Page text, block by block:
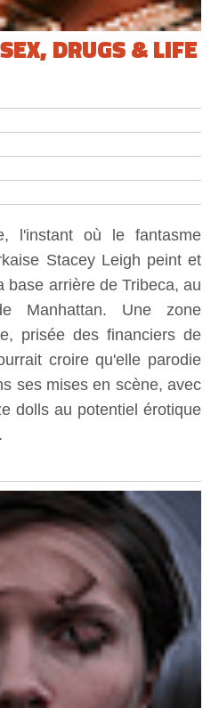
DRUGS & LIFE
l'instant où le fantasme
Stacey Leigh peint et
base arrière de Tribeca, au
Manhattan. Une zone
prisée des financiers de
croire qu'elle parodie
ses mises en scène, avec
dolls au potentiel érotique